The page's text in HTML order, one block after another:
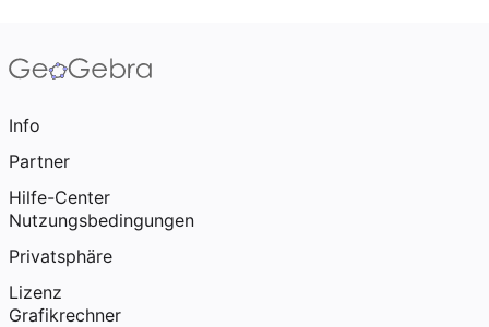
Info
Partner
Hilfe-Center
Nutzungsbedingungen
Privatsphäre
Lizenz
Grafikrechner